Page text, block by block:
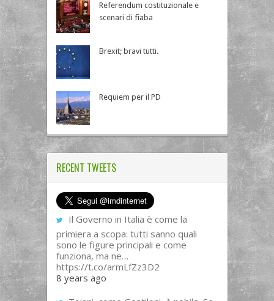
Referendum costituzionale e
scenari di fiaba
Brexit; bravi tutti.
Requiem per il PD
RECENT TWEETS
Il Governo in Italia è come la
primiera a scopa: tutti sanno quali
sono le figure principali e come
funziona, ma ne…
https://t.co/armLfZz3D2
8 years ago